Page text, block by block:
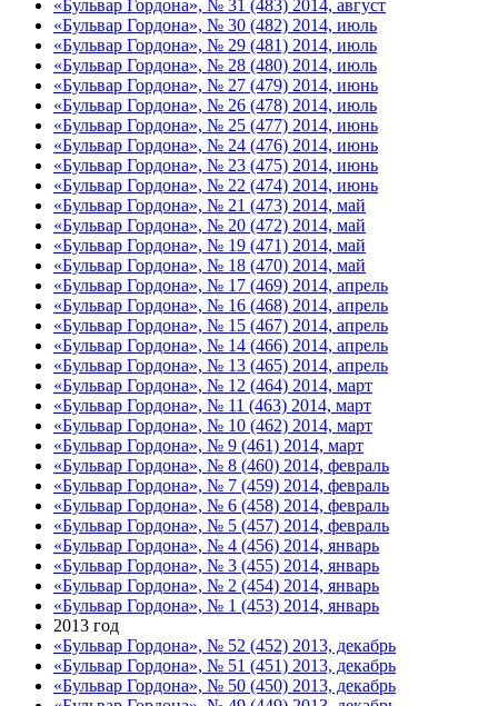
«Бульвар Гордона», № 31 (483) 2014, август
«Бульвар Гордона», № 30 (482) 2014, июль
«Бульвар Гордона», № 29 (481) 2014, июль
«Бульвар Гордона», № 28 (480) 2014, июль
«Бульвар Гордона», № 27 (479) 2014, июнь
«Бульвар Гордона», № 26 (478) 2014, июль
«Бульвар Гордона», № 25 (477) 2014, июнь
«Бульвар Гордона», № 24 (476) 2014, июнь
«Бульвар Гордона», № 23 (475) 2014, июнь
«Бульвар Гордона», № 22 (474) 2014, июнь
«Бульвар Гордона», № 21 (473) 2014, май
«Бульвар Гордона», № 20 (472) 2014, май
«Бульвар Гордона», № 19 (471) 2014, май
«Бульвар Гордона», № 18 (470) 2014, май
«Бульвар Гордона», № 17 (469) 2014, апрель
«Бульвар Гордона», № 16 (468) 2014, апрель
«Бульвар Гордона», № 15 (467) 2014, апрель
«Бульвар Гордона», № 14 (466) 2014, апрель
«Бульвар Гордона», № 13 (465) 2014, апрель
«Бульвар Гордона», № 12 (464) 2014, март
«Бульвар Гордона», № 11 (463) 2014, март
«Бульвар Гордона», № 10 (462) 2014, март
«Бульвар Гордона», № 9 (461) 2014, март
«Бульвар Гордона», № 8 (460) 2014, февраль
«Бульвар Гордона», № 7 (459) 2014, февраль
«Бульвар Гордона», № 6 (458) 2014, февраль
«Бульвар Гордона», № 5 (457) 2014, февраль
«Бульвар Гордона», № 4 (456) 2014, январь
«Бульвар Гордона», № 3 (455) 2014, январь
«Бульвар Гордона», № 2 (454) 2014, январь
«Бульвар Гордона», № 1 (453) 2014, январь
2013 год
«Бульвар Гордона», № 52 (452) 2013, декабрь
«Бульвар Гордона», № 51 (451) 2013, декабрь
«Бульвар Гордона», № 50 (450) 2013, декабрь